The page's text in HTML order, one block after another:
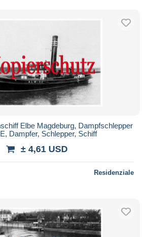
Elbe Magdeburg, Dampfschlepper
Dampfer, Schlepper, Schiff
± 4,61 USD
Residenziale